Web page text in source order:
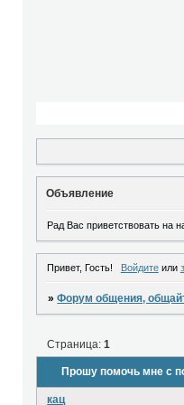
Объявление
Рад Вас приветствовать на
Привет, Гость! Войдитеили
»Форум общения,
Прошу помочь мне с
Страница:1
кац